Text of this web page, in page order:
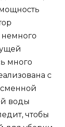
немного
много
с
воды
чтобы